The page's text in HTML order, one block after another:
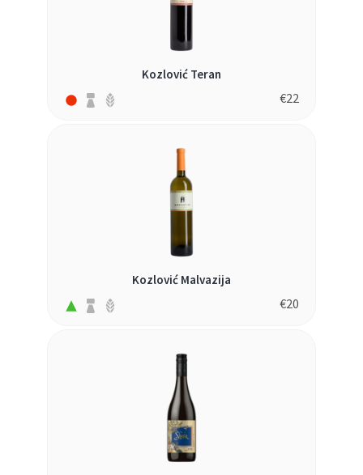
Kozlović Teran
€22
Kozlović Malvazija
€20